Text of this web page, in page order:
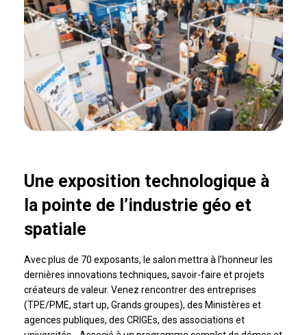
Une exposition technologique à
la pointe de l’industrie géo et
spatiale
Avec plus de 70 exposants, le salon mettra à l’honneur les
dernières innovations techniques, savoir-faire et projets
créateurs de valeur. Venez rencontrer des entreprises
(TPE/PME, start up, Grands groupes), des Ministères et
agences publiques, des CRIGEs, des associations et